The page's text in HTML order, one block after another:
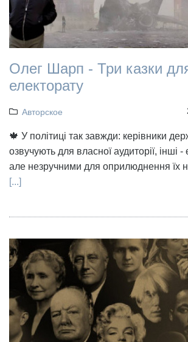
Олег Шарп - Три казки
електорату
Авторское
🍁 У політиці так завжди: керівники
озвучують для власної аудиторії, інші
але незручними для оприлюднення їх
[...]